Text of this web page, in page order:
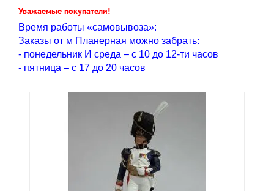
Уважаемые покупатели!
Время работы «самовывоза»:
Заказы от м Планерная можно забрать:
- понедельник И среда – с 10 до 12-ти часов
- пятница – с 17 до 20 часов